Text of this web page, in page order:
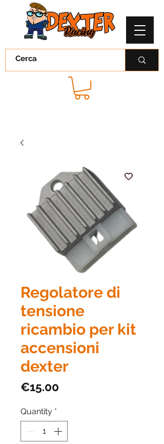
Regolatore di
tensione
ricambio per kit
accensioni
dexter
€15.00
Quantity *